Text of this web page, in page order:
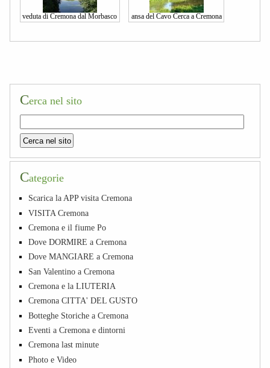
veduta di Cremona dal Morbasco ansa del Cavo Cerca a Cremona
Cerca nel sito
Categorie
Scarica la APP visita Cremona
VISITA Cremona
Cremona e il fiume Po
Dove DORMIRE a Cremona
Dove MANGIARE a Cremona
San Valentino a Cremona
Cremona e la LIUTERIA
Cremona CITTA' DEL GUSTO
Botteghe Storiche a Cremona
Eventi a Cremona e dintorni
Cremona last minute
Photo e Video